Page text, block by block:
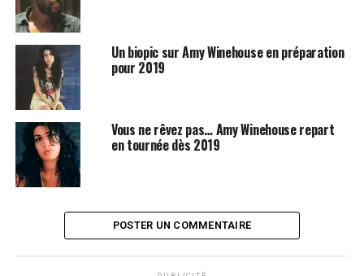
Un biopic sur Amy Winehouse en préparation
pour 2019
Vous ne rêvez pas… Amy Winehouse repart
en tournée dès 2019
POSTER UN COMMENTAIRE